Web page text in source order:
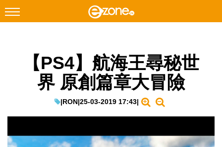
Facebook Instagram
遊戲動漫
教學評測
【PS4】航海王尋秘世
界 原創篇章大冒險
|RON|25-03-2019 17:43|